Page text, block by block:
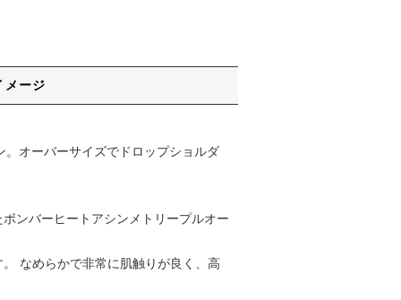
メージ
オーバーサイズでドロップショルダ
ンバーヒートアシンメトリープルオー
なめらかで非常に肌触りが良く、高